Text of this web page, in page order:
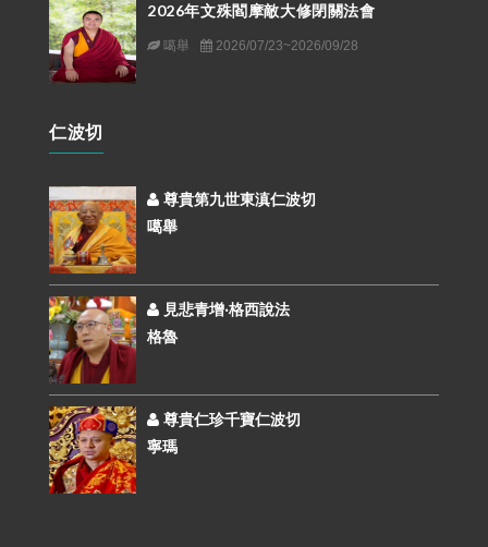
2026年文殊閻摩敵大修閉關法會
噶舉 2026/07/23~2026/09/28
仁波切
尊貴第九世東滇仁波切
噶舉
見悲青增‧格西說法
格魯
尊貴仁珍千寶仁波切
寧瑪